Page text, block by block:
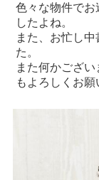
色々な物件で
したよね。
また、お忙し
た。
また何かござ
もよろしくお願